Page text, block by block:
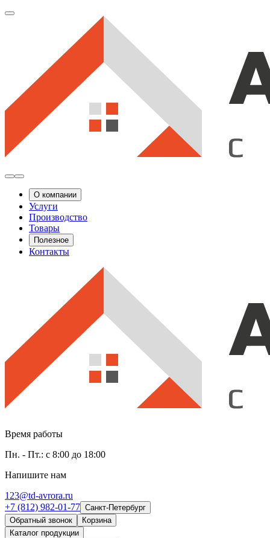
О компании
Услуги
Производство
Товары
Полезное
Контакты
Время работы
Пн. - Пт.: с 8:00 до 18:00
Напишите нам
123@td-avrora.ru
+7 (812) 982-01-77 Санкт-Петербург
Обратный звонок
Корзина
Каталог продукции